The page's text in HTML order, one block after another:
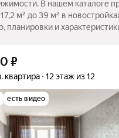
В нашем каталоге
м² до 39 м² в
планировки и
₽
квартира 12 этаж из 12
есть видео